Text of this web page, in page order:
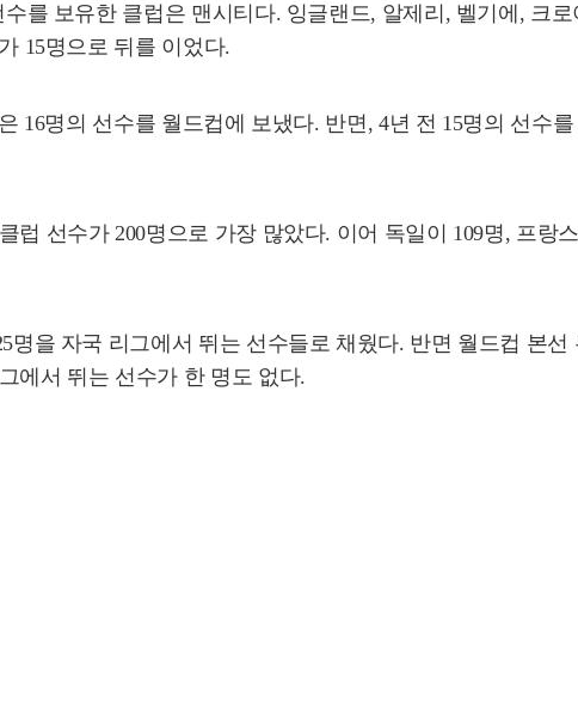
를 보유한 클럽은 맨시티다. 잉글랜드, 알제리, 벨기에, 크
15명으로 뒤를 이었다.
16명의 선수를 월드컵에 보냈다. 반면, 4년 전 15명의 선수
럽 선수가 200명으로 가장 많았다. 이어 독일이 109명, 프랑
명을 자국 리그에서 뛰는 선수들로 채웠다. 반면 월드컵 본
에서 뛰는 선수가 한 명도 없다.